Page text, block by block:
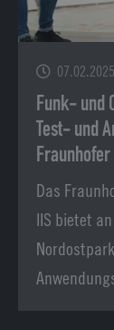
07.02.2025
Funk- und
Test- und
Fraunhofer
Das
IIS bietet